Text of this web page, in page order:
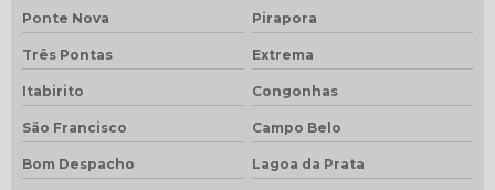
Ponte Nova Pirapora
Três Pontas Extrema
Itabirito Congonhas
São Francisco Campo Belo
Bom Despacho Lagoa da Prata